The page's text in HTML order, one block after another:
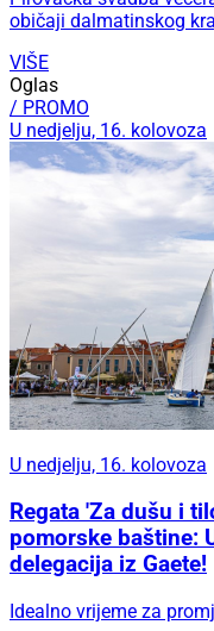
običaji dalmatinskog
VIŠE
Oglas
/ PROMO
U nedjelju, 16. kolovoza
U nedjelju, 16. kolovoza
Regata 'Za dušu i
pomorske baštine:
delegacija iz Gaete!
Idealno vrijeme za